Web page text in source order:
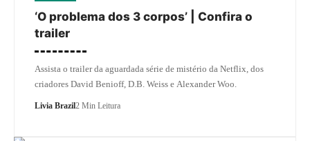
‘O problema dos 3 corpos’ | Confira o
trailer
Assista o trailer da aguardada série de mistério da Netflix, dos
criadores David Benioff, D.B. Weiss e Alexander Woo.
Livia Brazil2 Min Leitura